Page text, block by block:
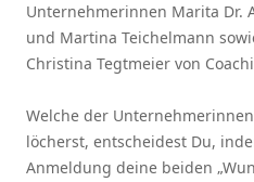
Unternehmerinnen Marita Dr.
und Martina Teichelmann
Christina Tegtmeier von
Welche der
löcherst, entscheidest Du,
Anmeldung deine beiden